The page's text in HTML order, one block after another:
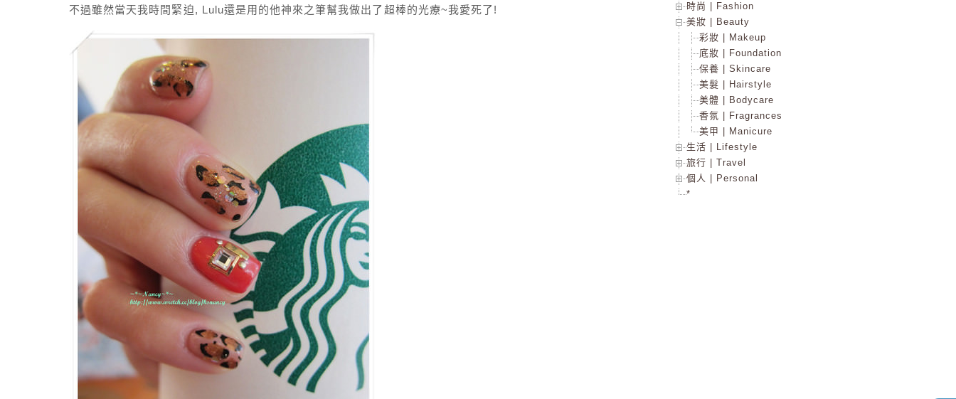
不過雖然當天我時間緊迫, Lulu還是用的他神來之筆幫我做出了超棒的光療~我愛死了!
時尚 | Fashion
美妝 | Beauty
彩妝 | Makeup
底妝 | Foundation
保養 | Skincare
美髮 | Hairstyle
美體 | Bodycare
香氛 | Fragrances
美甲 | Manicure
生活 | Lifestyle
旅行 | Travel
個人 | Personal
*